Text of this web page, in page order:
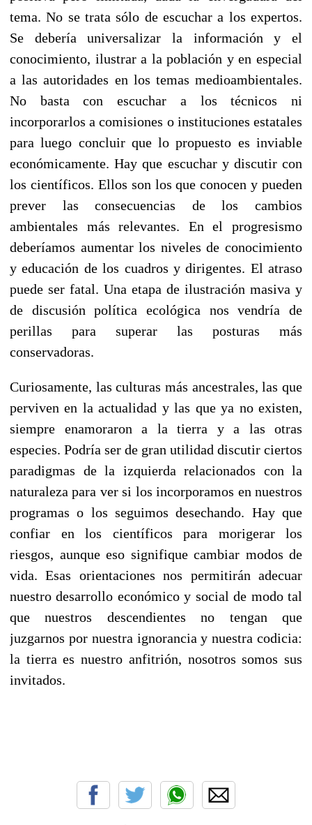
tema. No se trata sólo de escuchar a los expertos.
Se debería universalizar la información y el
conocimiento, ilustrar a la población y en especial
a las autoridades en los temas medioambientales.
No basta con escuchar a los técnicos ni
incorporarlos a comisiones o instituciones estatales
para luego concluir que lo propuesto es inviable
económicamente. Hay que escuchar y discutir con
los científicos. Ellos son los que conocen y pueden
prever las consecuencias de los cambios
ambientales más relevantes. En el progresismo
deberíamos aumentar los niveles de conocimiento
y educación de los cuadros y dirigentes. El atraso
puede ser fatal. Una etapa de ilustración masiva y
de discusión política ecológica nos vendría de
perillas para superar las posturas más
conservadoras.
Curiosamente, las culturas más ancestrales, las que
perviven en la actualidad y las que ya no existen,
siempre enamoraron a la tierra y a las otras
especies. Podría ser de gran utilidad discutir ciertos
paradigmas de la izquierda relacionados con la
naturaleza para ver si los incorporamos en nuestros
programas o los seguimos desechando. Hay que
confiar en los científicos para morigerar los
riesgos, aunque eso signifique cambiar modos de
vida. Esas orientaciones nos permitirán adecuar
nuestro desarrollo económico y social de modo tal
que nuestros descendientes no tengan que
juzgarnos por nuestra ignorancia y nuestra codicia:
la tierra es nuestro anfitrión, nosotros somos sus
invitados.